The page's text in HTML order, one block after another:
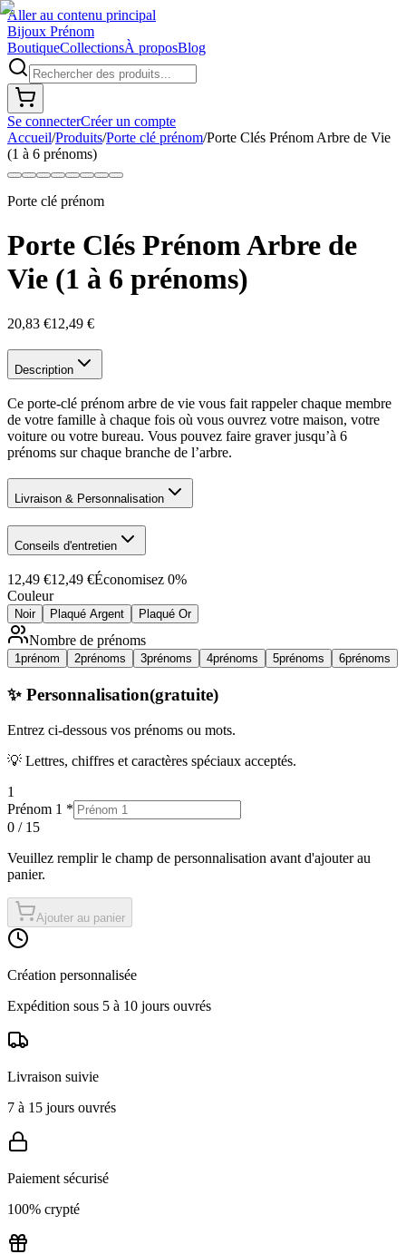
Aller au contenu principal
Bijoux Prénom
BoutiqueCollectionsÀ proposBlog
Se connecterCréer un compte
Accueil/Produits/Porte clé prénom/Porte Clés Prénom Arbre de Vie
(1 à 6 prénoms)
Porte clé prénom
Porte Clés Prénom Arbre de
Vie (1 à 6 prénoms)
20,83 €12,49 €
Description
Ce porte-clé prénom arbre de vie vous fait rappeler chaque membre
de votre famille à chaque fois où vous ouvrez votre maison, votre
voiture ou votre bureau. Vous pouvez faire graver jusqu’à 6
prénoms sur chaque branche de l’arbre.
Livraison & Personnalisation
Conseils d'entretien
12,49 €12,49 €Économisez 0%
Couleur
Noir Plaqué Argent Plaqué Or
Nombre de prénoms
1prénom 2prénoms 3prénoms 4prénoms 5prénoms 6prénoms
✨ Personnalisation(gratuite)
Entrez ci-dessous vos prénoms ou mots.
💡 Lettres, chiffres et caractères spéciaux acceptés.
1
Prénom 1 *
0 / 15
Veuillez remplirle champ de personnalisation avant d'ajouter au
panier.
Ajouter au panier
Création personnalisée
Expédition sous 5 à 10 jours ouvrés
Livraison suivie
7 à 15 jours ouvrés
Paiement sécurisé
100% crypté